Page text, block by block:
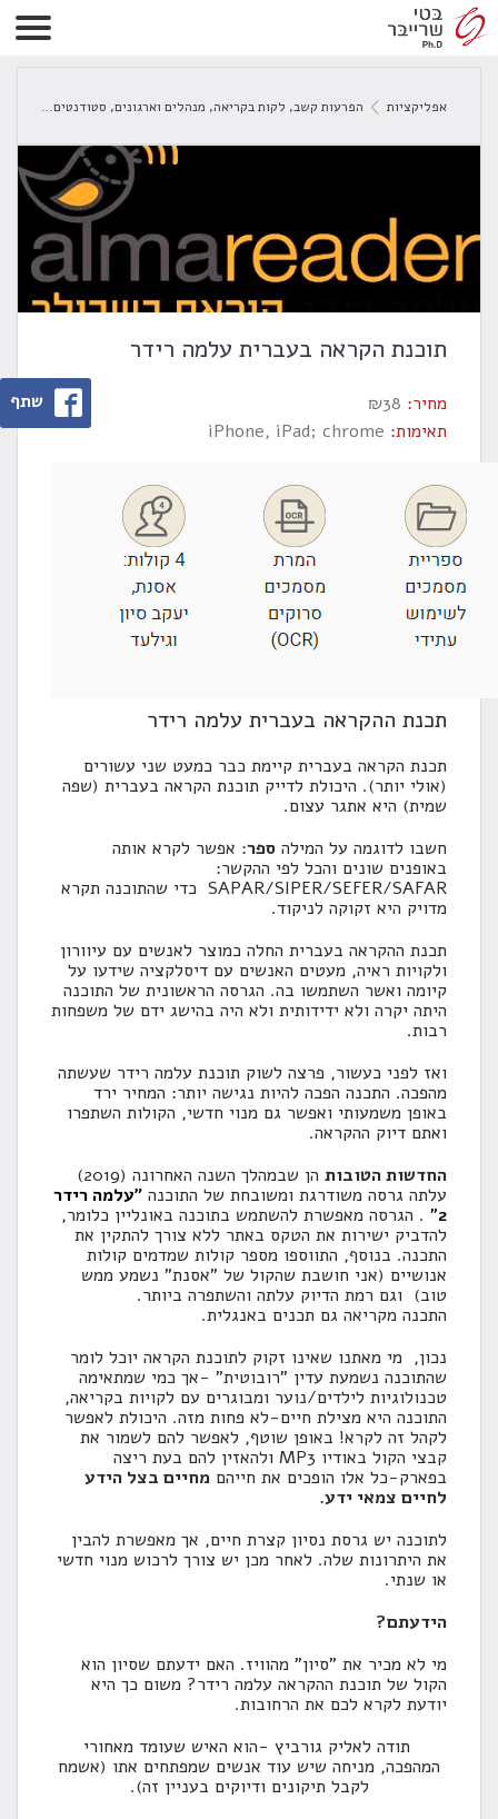
אפליקציות הפרעות קשב, לקות בקריאה, מנהלים וארגונים, סטודנטים
תוכנת הקראה בעברית עלמה רידר
מחיר: ₪38
תאימות: iPhone, iPad; chrome
תכנת ההקראה בעברית עלמה רידר
תכנת הקראה בעברית קיימת כבר כמעט שני עשורים
(אולי יותר). היכולת לדייק תוכנת הקראה בעברית (שפה
שמית) היא אתגר עצום.
חשבו לדוגמה על המילה ספר: אפשר לקרא אותה
באופנים שונים והכל לפי ההקשר:
SAPAR/SIPER/SEFER/SAFAR כדי שהתוכנה תקרא
מדויק היא זקוקה לניקוד.
תכנת ההקראה בעברית החלה כמוצר לאנשים עם עיוורון
ולקויות ראיה, מעטים האנשים עם דיסלקציה שידעו על
קיומה ואשר השתמשו בה. הגרסה הראשונית של התוכנה
היתה יקרה ולא ידידותית ולא היה בהישג ידם של משפחות
רבות.
ואז לפני כעשור, פרצה לשוק תוכנת עלמה רידר שעשתה
מהפכה. התכנה הפכה להיות נגישה יותר: המחיר ירד
באופן משמעותי ואפשר גם מנוי חדשי, הקולות השתפרו
ואתם דיוק ההקראה.
החדשות הטובות
הן שבמהלך השנה האחרונה (2019)
עלתה גרסה משודרגת ומשובחת של התוכנה "עלמה רידר
2
" . הגרסה מאפשרת להשתמש בתוכנה באונליין כלומר,
להדביק ישירות את הטקס באתר ללא צורך להתקין את
התכנה. בנוסף, התווספו מספר קולות שמדמים קולות
אנושיים (אני חושבת שהקול של "אסנת" נשמע ממש
טוב) וגם רמת הדיוק עלתה והשתפרה ביותר.
התכנה מקריאה גם תכנים באנגלית.
נכון, מי מאתנו שאינו זקוק לתוכנת הקראה יוכל לומר
שהתוכנה נשמעת עדין "רובוטית" -אך כמי שמתאימה
טכנולוגיות לילדים/נוער ומבוגרים עם לקויות בקריאה,
התוכנה היא מצילת חיים-לא פחות מזה. היכולת לאפשר
לקהל זה לקרא! באופן שוטף, לאפשר להם לשמור את
קבצי הקול באודיו MP3 ולהאזין להם בעת ריצה
בפארק-כל אלו הופכים את חייהם מחיים בצל הידע
לחיים צמאי ידע.
לתוכנה יש גרסת נסיון קצרת חיים, אך מאפשרת להבין
את היתרונות שלה. לאחר מכן יש צורך לרכוש מנוי חדשי
או שנתי.
הידעתם?
מי לא מכיר את "סיון" מהוויז. האם ידעתם שסיון הוא
הקול של תוכנת ההקראה עלמה רידר? משום כך היא
יודעת לקרא לכם את הרחובות.
תודה לאליק גורביץ -הוא האיש שעומד מאחורי
המהפכה, מניחה שיש עוד אנשים שמפתחים אתו (אשמח
לקבל תיקונים ודיוקים בעניין זה).
שתף